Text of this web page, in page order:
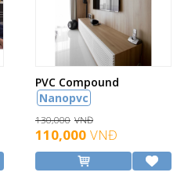
PVC Compound
Nanopvc
130,000 VNĐ
110,000 VNĐ